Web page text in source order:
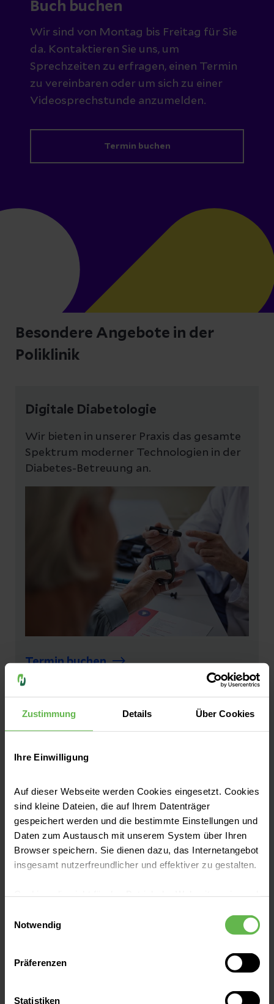
Zustimmung Details Über Cookies
Ihre Einwilligung
Auf dieser Webseite werden Cookies eingesetzt. Cookies
sind kleine Dateien, die auf Ihrem Datenträger
gespeichert werden und die bestimmte Einstellungen und
Daten zum Austausch mit unserem System über Ihren
Browser speichern. Sie dienen dazu, das Internetangebot
insgesamt nutzerfreundlicher und effektiver zu gestalten.
eingesetzt werden.
Es steht Ihnen frei, unsere Seite mit nur den notwendigen
Cookies zu benutzen, eine individuelle Auswahl
oder durch Auswahl von „Alle Cookies akzeptieren“ in die
Notwendig
Präferenzen
Statistiken
Buch buchen
Wir sind von Montag bis Freitag für Sie
da. Kontaktieren Sie uns, um
Sprechzeiten zu erfragen, einen Termin
zu vereinbaren oder um sich zu einer
Videosprechstunde anzumelden.
Termin buchen
Besondere Angebote in der
Poliklinik
Digitale Diabetologie
Wir bieten in unserer Praxis das gesamte
Spektrum moderner Technologien in der
Diabetes-Betreuung an.
Termin buchen
Mehr erfahren
Schwangerschaftsdiabetes
Bei Ihnen wurde ein Diabetes in der
möchten Sie gerne bestmöglichst in der
Schwangerschaft sowie um die
Entbindung und in der Nachsorge
betreuen.